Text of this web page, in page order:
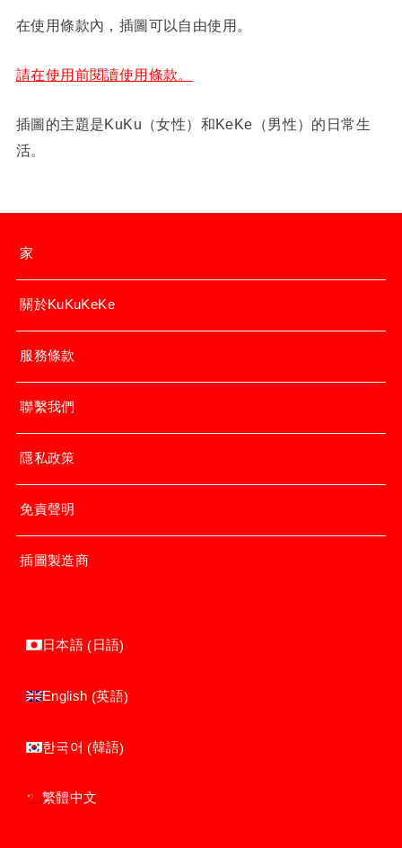
在使用條款內，插圖可以自由使用。
請在使用前閱讀使用條款。
插圖的主題是KuKu（女性）和KeKe（男性）的日常生
活。
家
關於KuKuKeKe
服務條款
聯繫我們
隱私政策
免責聲明
插圖製造商
日本語 ( 日語)
English (英語)
한국어 (韓語)
繁體中文